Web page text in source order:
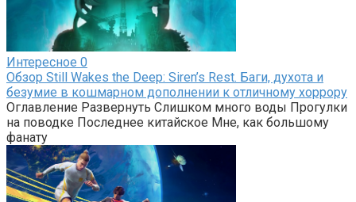
Интересное 0
Обзор Still Wakes the Deep: Siren’s Rest. Баги, духота и
безумие в кошмарном дополнении к отличному хоррору
Оглавление Развернуть Слишком много воды Прогулки
на поводке Последнее китайское Мне, как большому
фанату